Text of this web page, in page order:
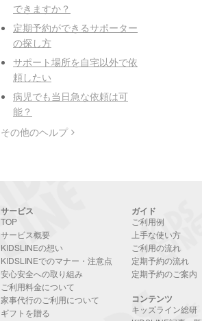
できますか？
定期予約ができるサポーター
の探し方
サポート場所を自宅以外で依
頼したい
病児でも当日急な依頼は可
能？
その他のヘルプ
サービス
TOP
サービス概要
KIDSLINEの想い
KIDSLINEでのマナー・注意点
安心安全への取り組み
ご利用料金について
家事代行のご利用について
ギフトを贈る
ガイド
ご利用例
上手な使い方
ご利用の流れ
定期予約の流れ
定期予約のご案内
コンテンツ
キッズライン総研